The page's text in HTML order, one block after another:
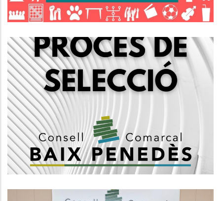
Convocatòria Mitjançant Concurs
Oposició Per La Creació D'una
Borsa De Treball De Tècnics/ques
D'ocupació, Tècnic Mig Grup A2
Ocupació